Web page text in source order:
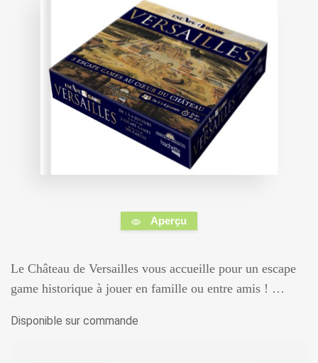
Aperçu
Le Château de Versailles vous accueille pour un escape
game historique à jouer en famille ou entre amis ! …
Disponible sur commande